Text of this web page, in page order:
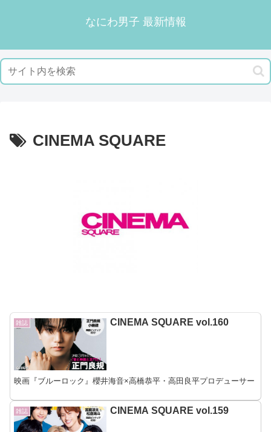
なにわ男子 最新情報
CINEMA SQUARE
雑誌 CINEMA SQUARE vol.160
映画『ブルーロック』櫻井海音×高橋恭平・高田良平プロデューサー
雑誌 CINEMA SQUARE vol.159